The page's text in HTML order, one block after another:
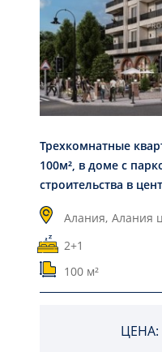
Трехкомнатные
100м², в доме с
строительства в
Алания, Алания
2+1
100 м²
ЦЕНА: